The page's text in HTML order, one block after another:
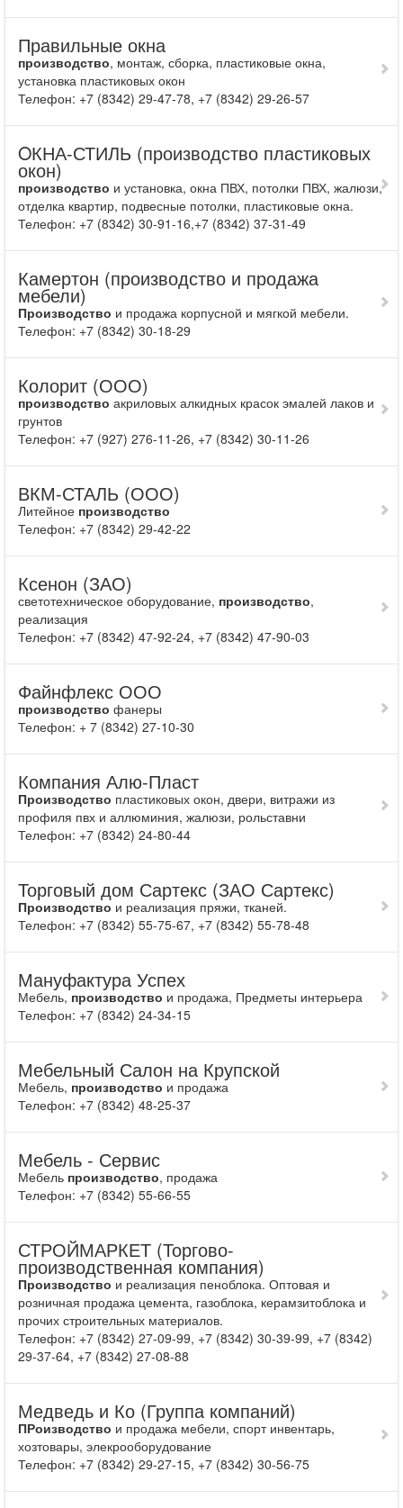
Правильные окна
производство, монтаж, сборка, пластиковые окна,
установка пластиковых окон
Телефон: +7 (8342) 29-47-78, +7 (8342) 29-26-57
OКНА-СТИЛЬ (производство пластиковых
окон)
производство и установка, окна ПВХ, потолки ПВХ, жалюзи,
отделка квартир, подвесные потолки, пластиковые окна.
Телефон: +7 (8342) 30-91-16,+7 (8342) 37-31-49
Камертон (производство и продажа
мебели)
Производство и продажа корпусной и мягкой мебели.
Телефон: +7 (8342) 30-18-29
Колорит (ООО)
производство акриловых алкидных красок эмалей лаков и
грунтов
Телефон: +7 (927) 276-11-26, +7 (8342) 30-11-26
ВКМ-СТАЛЬ (ООО)
Литейное производство
Телефон: +7 (8342) 29-42-22
Ксенон (ЗАО)
светотехническое оборудование, производство,
реализация
Телефон: +7 (8342) 47-92-24, +7 (8342) 47-90-03
Файнфлекс ООО
производство фанеры
Телефон: + 7 (8342) 27-10-30
Компания Алю-Пласт
Производство пластиковых окон, двери, витражи из
профиля пвх и аллюминия, жалюзи, рольставни
Телефон: +7 (8342) 24-80-44
Торговый дом Сартекс (ЗАО Сартекс)
Производство и реализация пряжи, тканей.
Телефон: +7 (8342) 55-75-67, +7 (8342) 55-78-48
Мануфактура Успех
Мебель, производство и продажа, Предметы интерьера
Телефон: +7 (8342) 24-34-15
Мебельный Салон на Крупской
Мебель, производство и продажа
Телефон: +7 (8342) 48-25-37
Мебель - Сервис
Мебель производство, продажа
Телефон: +7 (8342) 55-66-55
СТРОЙМАРКЕТ (Торгово-
производственная компания)
Производство и реализация пеноблока. Оптовая и
розничная продажа цемента, газоблока, керамзитоблока и
прочих строительных материалов.
Телефон: +7 (8342) 27-09-99, +7 (8342) 30-39-99, +7 (8342)
29-37-64, +7 (8342) 27-08-88
Медведь и Ко (Группа компаний)
ПРоизводство и продажа мебели, спорт инвентарь,
хозтовары, элекрооборудование
Телефон: +7 (8342) 29-27-15, +7 (8342) 30-56-75